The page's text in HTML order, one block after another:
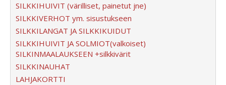
SILKKIHUIVIT (värilliset, painetut jne)
SILKKIVERHOT ym. sisustukseen
SILKKILANGAT JA SILKKIKUIDUT
SILKKIHUIVIT JA SOLMIOT(valkoiset)
SILKINMAALAUKSEEN +silkkivärit
SILKKINAUHAT
LAHJAKORTTI